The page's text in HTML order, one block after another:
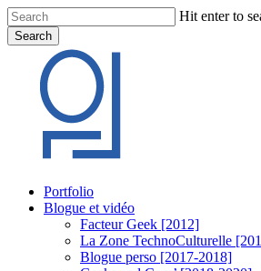
Skip
to
main
content
Hit enter to
Search
Search
Menu
Portfolio
Blogue et vidéo
Facteur Geek [2012]
La Zone TechnoCulturelle
Blogue perso [2017-2018]